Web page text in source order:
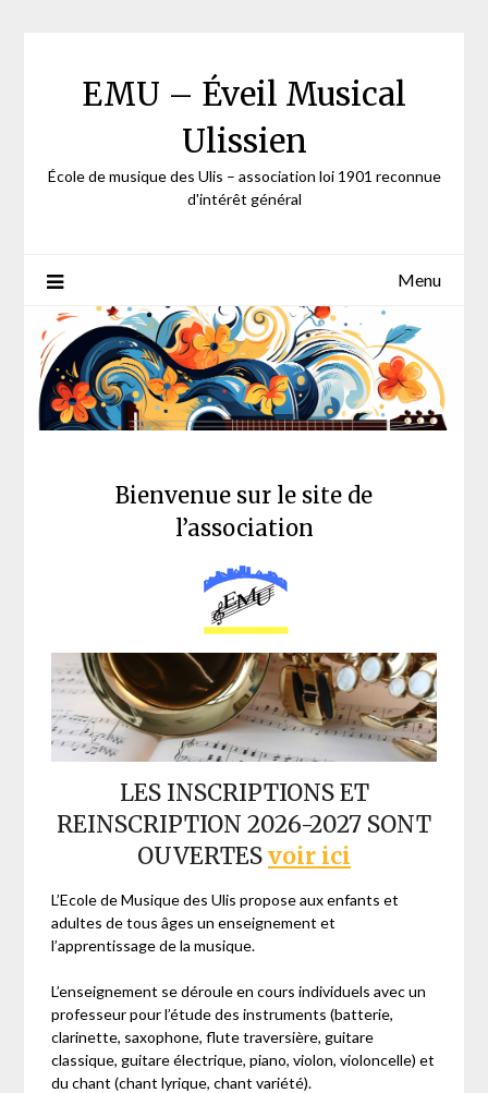
EMU – Éveil Musical
Ulissien
École de musique des Ulis – association loi 1901 reconnue
d'intérêt général
Menu
Bienvenue sur le site de
l’association
LES INSCRIPTIONS ET
REINSCRIPTION 2026-2027 SONT
OUVERTESvoir ici
L’Ecole de Musique des Ulis propose aux enfants et
adultes de tous âges un enseignement et
l’apprentissage de la musique.
L’enseignement se déroule en cours individuels avec un
professeur pour l’étude des instruments (batterie,
clarinette, saxophone, flute traversière, guitare
classique, guitare électrique, piano, violon, violoncelle) et
du chant (chant lyrique, chant variété).